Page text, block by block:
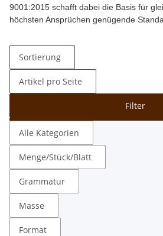
9001:2015 schafft dabei die Basis für
höchsten Ansprüchen genügende
Filter
Sortierung
Artikel pro Seite
Alle Kategorien
Menge/Stück/Blatt
Grammatur
Masse
Format